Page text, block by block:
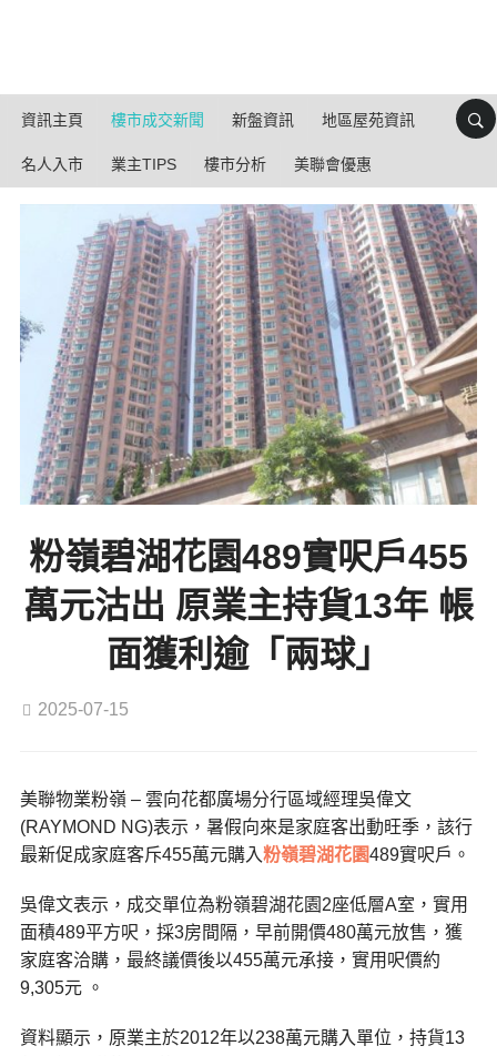
資訊主頁 樓市成交新聞 新盤資訊 地區屋苑資訊
名人入市 業主TIPS 樓市分析 美聯會優惠
粉嶺碧湖花園489實呎戶455
萬元沽出 原業主持貨13年 帳
面獲利逾「兩球」
2025-07-15
美聯物業粉嶺 – 雲向花都廣場分行區域經理吳偉文
(RAYMOND NG)表示，暑假向來是家庭客出動旺季，該行
最新促成家庭客斥455萬元購入粉嶺碧湖花園489實呎戶。
吳偉文表示，成交單位為粉嶺碧湖花園2座低層A室，實用
面積489平方呎，採3房間隔，早前開價480萬元放售，獲
家庭客洽購，最終議價後以455萬元承接，實用呎價約
9,305元 。
資料顯示，原業主於2012年以238萬元購入單位，持貨13